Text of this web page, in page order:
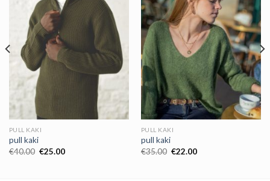
PULL KAKI
pull kaki
€40.00 €25.00
PULL KAKI
pull kaki
€35.00 €22.00